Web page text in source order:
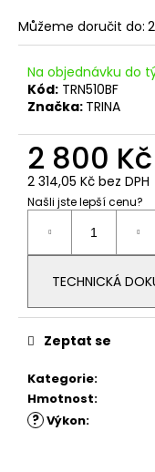
Můžeme doručit do:
Na objednávku do
Kód: TRN510BF
Značka: TRINA
2 800 Kč
2 314,05 Kč bez DPH
Našli jste lepší cenu?
Měrná
cena:
TECHNICKÁ
Kategorie:
Hmotnost:
? Výkon:
Zeptat se
o
p
o
u
u
e
m
STŘEDOVÁ
SVORKA,
ČERNÁ
7,50
Kč